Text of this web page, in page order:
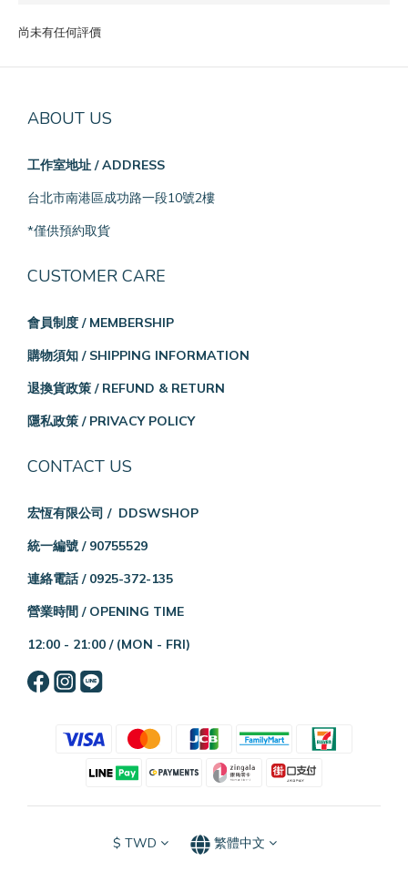
尚未有任何評價
ABOUT US
工作室地址 / ADDRESS
台北市南港區成功路一段10號2樓
*僅供預約取貨
CUSTOMER CARE
會員制度 / MEMBERSHIP
購物須知 / SHIPPING INFORMATION
退換貨政策 / REFUND & RETURN
隱私政策 / PRIVACY POLICY
CONTACT US
宏恆有限公司 / DDSWSHOP
統一編號 / 90755529
連絡電話 / 0925-372-135
營業時間 / OPENING TIME
12:00 - 21:00 / (MON - FRI)
$ TWD 繁體中文